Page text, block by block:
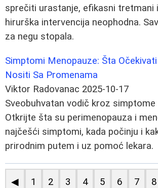
sprečiti urastanje, efikasni tretmani
hirurška intervencija neophodna.
za negu stopala.
Simptomi Menopauze: Šta
Nositi Sa Promenama
Viktor Radovanac 2025-10-17
Sveobuhvatan vodič kroz simptome
Otkrijte šta su perimenopauza i
najčešći simptomi, kada počinju i
prirodnim putem i uz pomoć lekara.
◀ 1 2 3 4 5 6 7 8